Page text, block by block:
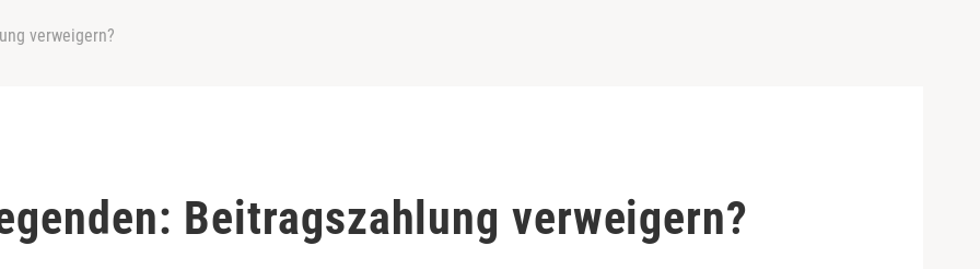
verweigern?
Beitragszahlung verweigern?